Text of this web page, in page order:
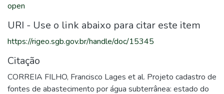
open
URI - Use o link abaixo para citar este item
https://rigeo.sgb.gov.br/handle/doc/15345
Citação
CORREIA FILHO, Francisco Lages et al. Projeto cadastro de
fontes de abastecimento por água subterrânea: estado do